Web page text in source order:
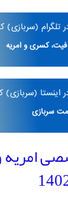
(سربازی)
کسری و امریه
(سربازی)
سربازی
امریه